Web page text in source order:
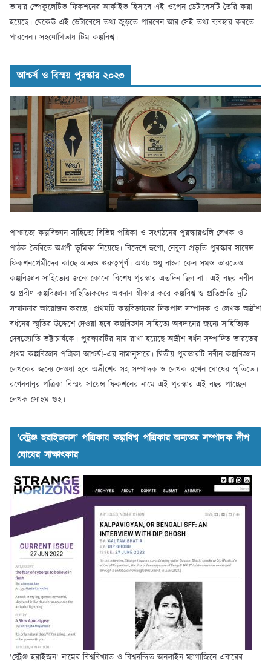
ভাষার স্পেকুলেটিভ ফিকশনের আর্কাইভ হিসাবে এই ওপেন ডেটাবেসটি তৈরি করা
হয়েছে। যেকেউ এই ডেটাবেসে তথ্য জুড়তে পারবেন আর সেই তথ্য ব্যবহার করতে
পারবেন। সহযোগিতায় টিম কল্পবিশ্ব।
আশ্চর্য ও বিস্ময় পুরস্কার ২০২৩
পাশ্চাত্যে কল্পবিজ্ঞান সাহিত্যে বিভিন্ন পত্রিকা ও সংগঠনের পুরস্কারগুলি লেখক ও
পাঠক তৈরিতে অগ্রণী ভূমিকা নিয়েছে। বিদেশে হুগো, নেবুলা প্রভৃতি পুরস্কার সায়েন্স
ফিকশনপ্রেমীদের কাছে অত্যন্ত গুরুত্বপূর্ণ। অথচ শুধু বাংলা কেন সমস্ত ভারতেও
কল্পবিজ্ঞান সাহিত্যের জন্যে কোনো বিশেষ পুরস্কার এতদিন ছিল না। এই বছর নবীন
ও প্রবীণ কল্পবিজ্ঞান সাহিত্যিকদের অবদান স্বীকার করে কল্পবিশ্ব ও প্রতিশ্রুতি দুটি
সম্মাননার আয়োজন করছে। প্রথমটি কল্পবিজ্ঞানের দিকপাল সম্পাদক ও লেখক অদ্রীশ
বর্ধনের স্মৃতির উদ্দেশে দেওয়া হবে কল্পবিজ্ঞান সাহিত্যে অবদানের জন্যে সাহিত্যিক
দেবজ্যোতি ভট্টাচার্যকে। পুরস্কারটির নাম রাখা হয়েছে অদ্রীশ বর্ধন সম্পাদিত ভারতের
প্রথম কল্পবিজ্ঞান পত্রিকা আশ্চর্য!-এর নামানুসারে। দ্বিতীয় পুরস্কারটি নবীন কল্পবিজ্ঞান
লেখকের জন্যে দেওয়া হবে অদ্রীশের সহ-সম্পাদক ও লেখক রণেন ঘোষের স্মৃতিতে।
রণেনবাবুর পত্রিকা বিস্ময় সায়েন্স ফিকশনের নামে এই পুরস্কার এই বছর পাচ্ছেন
লেখক সোহম গুহ।
‘স্ট্রেঞ্জ হরাইজনস’ পত্রিকায় কল্পবিশ্ব পত্রিকার অন্যতম সম্পাদক দীপ
ঘোষের সাক্ষাৎকার
'স্ট্রেঞ্জ হরাইজন' নামের বিশ্ববিখ্যাত ও বিশ্বনন্দিত অনলাইন ম্যাগাজিনে এবারের